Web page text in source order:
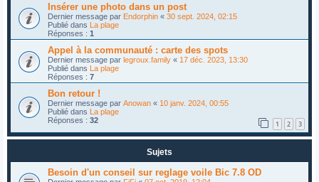
Insérer une photo dans un post
Dernier message par Endorphin « 30 sept. 2024, 02:15
Publié dans La plage
Réponses : 1
Appel à la communauté : carte des spots
Dernier message par legroux.family « 17 déc. 2023, 13:30
Publié dans La plage
Réponses : 7
Bon retour !
Dernier message par Anowan « 10 janv. 2024, 00:55
Publié dans La plage
Réponses : 32 1 2 3
Sujets
Besoin d'un conseil sur reglage voile Bic 7.8 OD